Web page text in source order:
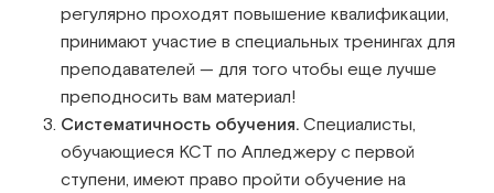
регулярно проходят повышение квалификации,
принимают участие в специальных тренингах для
преподавателей — для того чтобы еще лучше
преподносить вам материал!
Систематичность обучения. Специалисты,
обучающиеся КСТ по Апледжеру с первой
ступени, имеют право пройти обучение на